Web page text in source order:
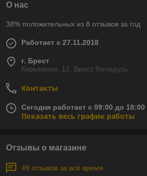
О нас
38% положительных из 8 отзывов за год
Работает с 27.11.2018
г. Брест
Карьерная, 12, Брест, Беларусь
Контакты
Сегодня работает с 09:00 до 18:00
Показать весь график работы
Отзывы о магазине
49 отзывов за всё время